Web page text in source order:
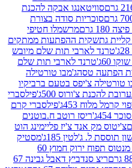
אבקה להכנת
סודה בצורת
מרשמלו חטיפי
ההפתעות ממתקים
תות שלם מיובש
לארבי תות שלם
ג'מבו טורטילה
בטעם ברביקיו
500ג'
פילסברי
פילסברי קרם
רוטב ח.בוטנים
צ'יז פליימינג הוט
185ג'
מסטיק
מסטיק מנטוס תפוח ירוק חמוץ 60
ריצ סנדביץ דאבל גבינה 67